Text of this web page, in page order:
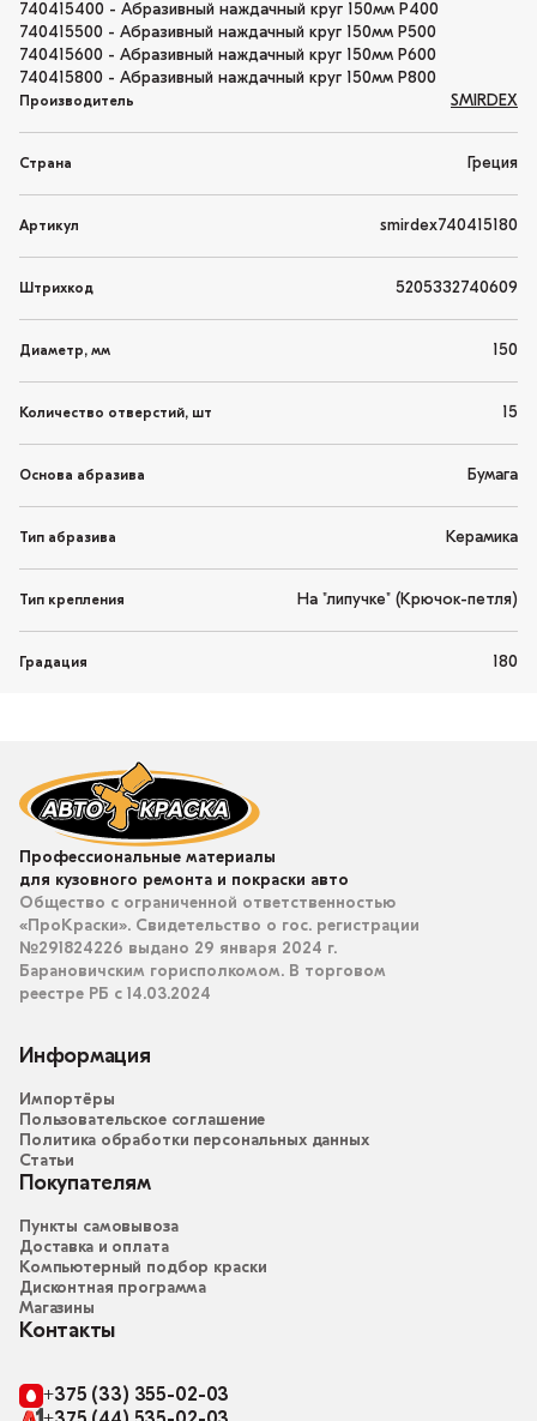
740415400 - Абразивный наждачный круг 150мм P400
740415500 - Абразивный наждачный круг 150мм P500
740415600 - Абразивный наждачный круг 150мм P600
740415800 - Абразивный наждачный круг 150мм P800
Производитель SMIRDEX
Страна Греция
Артикул smirdex740415180
Штрихкод 5205332740609
Диаметр, мм 150
Количество отверстий, шт 15
Основа абразива Бумага
Тип абразива Керамика
Тип крепления На "липучке" (Крючок-петля)
Градация 180
Профессиональные материалы
для кузовного ремонта и покраски авто
Общество с ограниченной ответственностью
«ПроКраски». Свидетельство о гос. регистрации
№291824226 выдано 29 января 2024 г.
Барановичским горисполкомом. В торговом
реестре РБ с 14.03.2024
Информация
Импортёры
Пользовательское соглашение
Политика обработки персональных данных
Статьи
Покупателям
Пункты самовывоза
Доставка и оплата
Компьютерный подбор краски
Дисконтная программа
Магазины
Контакты
+375 (33) 355-02-03